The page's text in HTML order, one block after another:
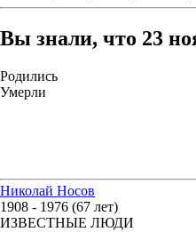
Вы знали, что 23
Родились
Умерли
Николай Носов
1908 - 1976 (67 лет)
ИЗВЕСТНЫЕ ЛЮДИ